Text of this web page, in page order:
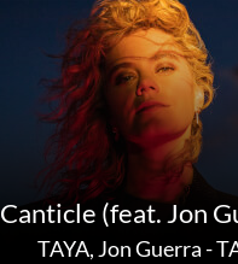
Canticle (feat. Jon
TAYA, Jon Guerra-